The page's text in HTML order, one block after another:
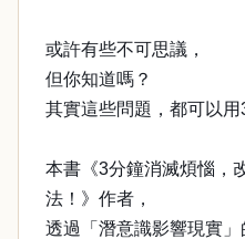
或許有些不可思議，
但你知道嗎？
其實這些問題，都可以用
本書《3分鐘消滅煩惱，
法！》作者，
透過「潛意識影響現實」